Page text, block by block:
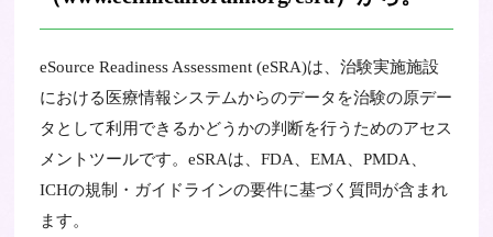
eSource Readiness Assessment (eSRA)は、治験実施施設
における医療情報システムからのデータを治験の原デー
タとして利用できるかどうかの判断を行うためのアセス
メントツールです。eSRAは、FDA、EMA、PMDA、
ICHの規制・ガイドラインの要件に基づく質問が含まれ
ます。